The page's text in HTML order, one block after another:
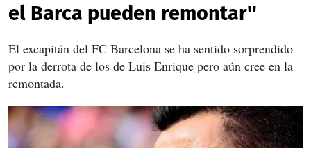
el Barca pueden remontar''
El excapitán del FC Barcelona se ha sentido sorprendido
por la derrota de los de Luis Enrique pero aún cree en la
remontada.